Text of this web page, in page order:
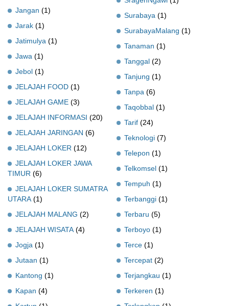
Jangan (1)
Jarak (1)
Jatimulya (1)
Jawa (1)
Jebol (1)
JELAJAH FOOD (1)
JELAJAH GAME (3)
JELAJAH INFORMASI (20)
JELAJAH JARINGAN (6)
JELAJAH LOKER (12)
JELAJAH LOKER JAWA
TIMUR (6)
JELAJAH LOKER SUMATRA
UTARA (1)
JELAJAH MALANG (2)
JELAJAH WISATA (4)
Jogja (1)
Jutaan (1)
Kantong (1)
Kapan (4)
Surabaya (1)
SurabayaMalang (1)
Tanaman (1)
Tanggal (2)
Tanjung (1)
Tanpa (6)
Taqobbal (1)
Tarif (24)
Teknologi (7)
Telepon (1)
Telkomsel (1)
Tempuh (1)
Terbanggi (1)
Terbaru (5)
Terboyo (1)
Terce (1)
Tercepat (2)
Terjangkau (1)
Terkeren (1)